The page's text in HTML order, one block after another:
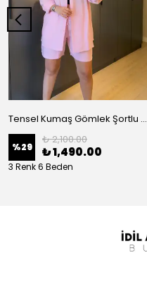
Tensel Kumaş Gömlek Şortlu Takım
%29
₺ 2,100.00
₺ 1,490.00
3 Renk 6 Beden